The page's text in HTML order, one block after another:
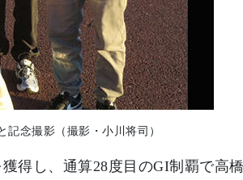
念撮影（撮影・小川将司）
得し、通算28度目のGI制覇で高